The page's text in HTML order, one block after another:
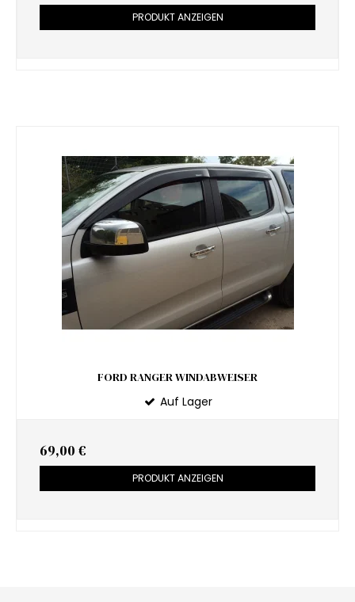
PRODUKT ANZEIGEN
FORD RANGER WINDABWEISER
Auf Lager
69,00 €
PRODUKT ANZEIGEN